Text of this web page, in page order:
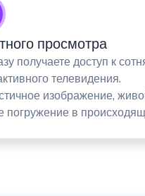
просмотра
получаете доступ к
телевидения.
изображение,
погружение в